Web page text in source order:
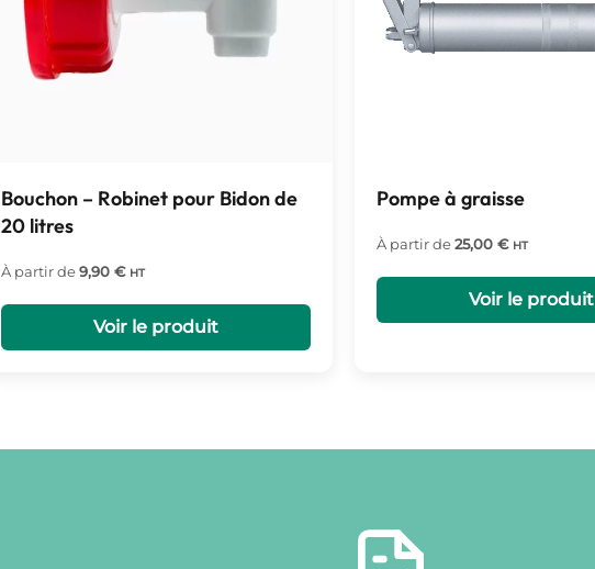
Bouchon – Robinet pour Bidon de
20 litres
À partir de9,90 € HT
Voir le produit
Pompe à graisse
À partir de25,00€ HT
Voir le produit